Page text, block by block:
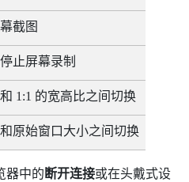
截图
止屏幕录制
1:1 的宽高比之间切换
原始窗口大小之间切换
器中的 断开连接或在头戴式设